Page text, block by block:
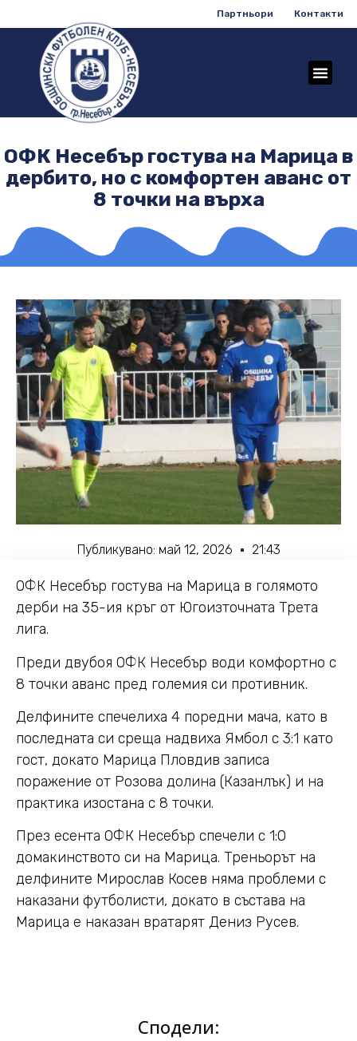
Партньори Контакти
ОФК Несебър гостува на Марица в
дербито, но с комфортен аванс от
8 точки на върха
Публикувано: май 12, 2026 21:43
ОФК Несебър гостува на Марица в голямото
дерби на 35-ия кръг от Югоизточната Трета
лига.
Преди двубоя ОФК Несебър води комфортно с
8 точки аванс пред големия си противник.
Делфините спечелиха 4 поредни мача, като в
последната си среща надвиха Ямбол с 3:1 като
гост, докато Марица Пловдив записа
поражение от Розова долина (Казанлък) и на
практика изостана с 8 точки.
През есента ОФК Несебър спечели с 1:0
домакинството си на Марица. Треньорът на
делфините Мирослав Косев няма проблеми с
наказани футболисти, докато в състава на
Марица е наказан вратарят Дениз Русев.
Сподели: